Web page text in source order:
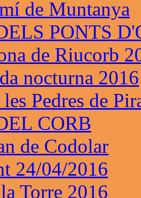
de Muntanya
PONTS
de Riucorb
nocturna 2016
Pedres de
CORB
de Codolar
24/04/2016
Torre 2016